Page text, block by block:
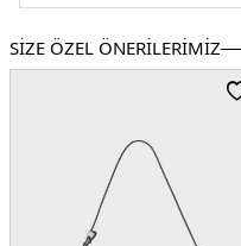
5DE2HWVG8416060OLV.65
SİZE ÖZEL ÖNERİLERİMİZ